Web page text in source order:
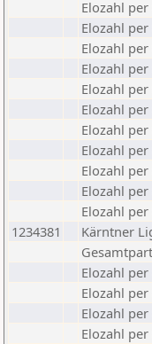
Elozahl per
Elozahl per
Elozahl per
Elozahl per
Elozahl per
Elozahl per
Elozahl per
Elozahl per
Elozahl per
Elozahl per
Elozahl per
1234381
Kärntner
Elozahl per
Elozahl per
Elozahl per
Elozahl per